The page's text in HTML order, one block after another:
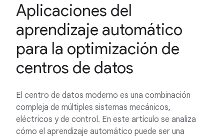
Aplicaciones del
aprendizaje automático
para la optimización de
centros de datos
El centro de datos moderno es una combinación
compleja de múltiples sistemas mecánicos,
eléctricos y de control. En este artículo se analiza
cómo el aprendizaje automático puede ser una